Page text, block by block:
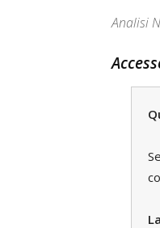
Analisi